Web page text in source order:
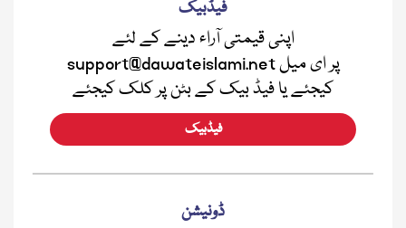
فیڈبیک
اپنی قیمتی آراء دینے کے لئے
support@dawateislami.net پر ای میل
کیجئے یا فیڈ بیک کے بٹن پر کلک کیجئے
فیڈبیک
ڈونیشن